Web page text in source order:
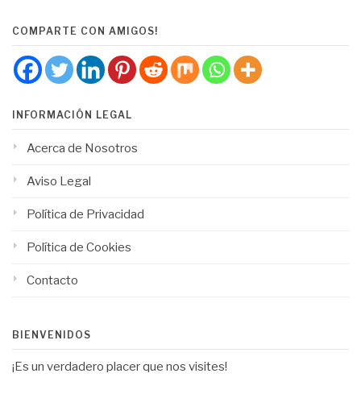
COMPARTE CON AMIGOS!
INFORMACIÓN LEGAL
Acerca de Nosotros
Aviso Legal
Política de Privacidad
Política de Cookies
Contacto
BIENVENIDOS
¡Es un verdadero placer que nos visites!